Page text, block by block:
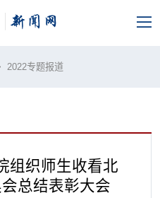
2022专题报道
组织师生收看北
总结表彰大会